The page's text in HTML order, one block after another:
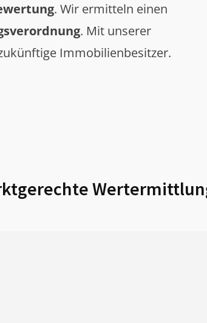
. Wir ermitteln einen
. Mit unserer
Immobilienbesitzer.